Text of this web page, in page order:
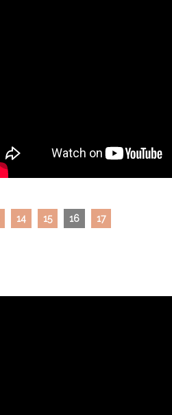
14 15 16 17